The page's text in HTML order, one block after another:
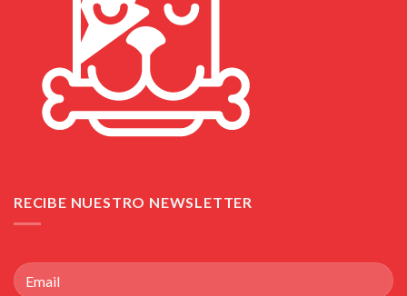
RECIBE NUESTRO NEWSLETTER